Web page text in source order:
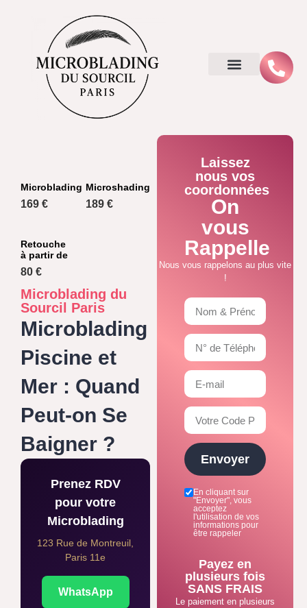
Microblading
169 €
Microshading
189 €
Retouche
à partir de
80 €
Microblading du
Sourcil Paris
Microblading
Piscine et
Mer : Quand
Peut-on Se
Baigner ?
Prenez RDV
pour votre
Microblading
123 Rue de Montreuil,
Paris 11e
WhatsApp
Laissez
nous vos
coordonnées
On
vous
Rappelle
Nous vous rappelons au plus vite
!
En cliquant sur
"Envoyer", vous
acceptez
l'utilisation de vos
informations pour
être rappeler
Envoyer
Payez en
plusieurs fois
SANS FRAIS
Le paiement en plusieurs